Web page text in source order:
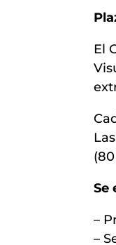
El
Se
–
–